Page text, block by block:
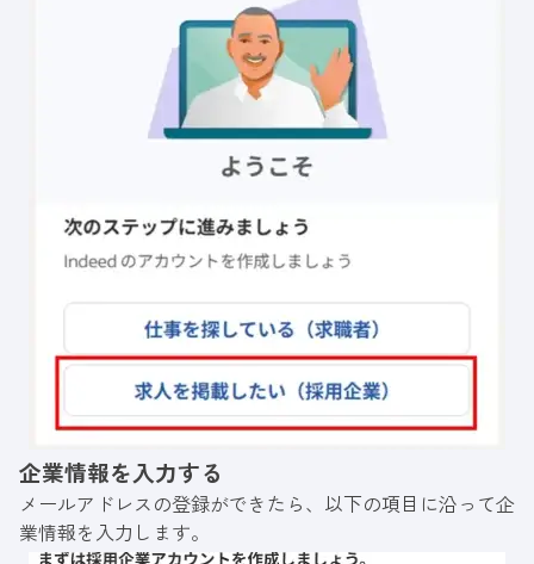
企業情報を入力する
メールアドレスの登録ができたら、以下の項目に沿って企
業情報を入力します。